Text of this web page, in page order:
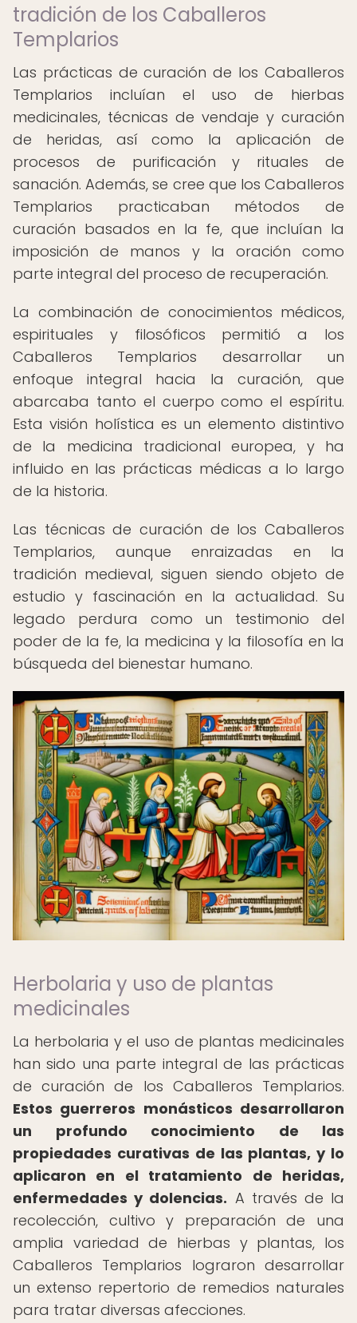
tradición de los Caballeros
Templarios
Las prácticas de curación de los Caballeros
Templarios incluían el uso de hierbas
medicinales, técnicas de vendaje y curación
de heridas, así como la aplicación de
procesos de purificación y rituales de
sanación. Además, se cree que los Caballeros
Templarios practicaban métodos de
curación basados en la fe, que incluían la
imposición de manos y la oración como
parte integral del proceso de recuperación.
La combinación de conocimientos médicos,
espirituales y filosóficos permitió a los
Caballeros Templarios desarrollar un
enfoque integral hacia la curación, que
abarcaba tanto el cuerpo como el espíritu.
Esta visión holística es un elemento distintivo
de la medicina tradicional europea, y ha
influido en las prácticas médicas a lo largo
de la historia.
Las técnicas de curación de los Caballeros
Templarios, aunque enraizadas en la
tradición medieval, siguen siendo objeto de
estudio y fascinación en la actualidad. Su
legado perdura como un testimonio del
poder de la fe, la medicina y la filosofía en la
búsqueda del bienestar humano.
Herbolaria y uso de plantas
medicinales
La herbolaria y el uso de plantas medicinales
han sido una parte integral de las prácticas
de curación de los Caballeros Templarios.
Estos guerreros monásticos desarrollaron
un profundo conocimiento de las
propiedades curativas de las plantas, y lo
aplicaron en el tratamiento de heridas,
enfermedades y dolencias. A través de la
recolección, cultivo y preparación de una
amplia variedad de hierbas y plantas, los
Caballeros Templarios lograron desarrollar
un extenso repertorio de remedios naturales
para tratar diversas afecciones.